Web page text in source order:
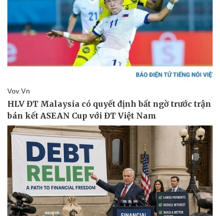
Doanh nghiệp
Thông tin doanh nghiệp
Doanh nghiệp 24h
Công nghệ
Sành điệu
Tin Công nghệ